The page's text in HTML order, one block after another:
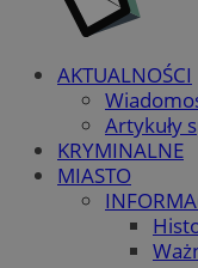
AKTUALNOŚCI
Artykuły
KRYMINALNE
MIASTO